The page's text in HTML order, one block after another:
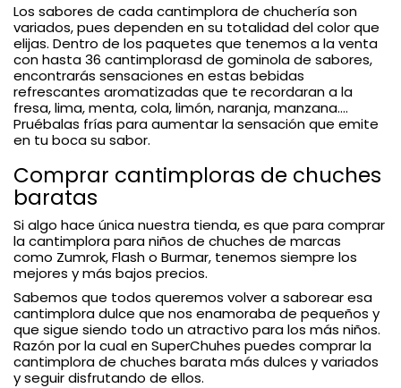
Los sabores de cada cantimplora de chuchería son
variados, pues dependen en su totalidad del color que
elijas. Dentro de los paquetes que tenemos a la venta
con hasta 36 cantimplorasd de gominola de sabores,
encontrarás sensaciones en estas bebidas
refrescantes aromatizadas que te recordaran a la
fresa, lima, menta, cola, limón, naranja, manzana....
Pruébalas frías para aumentar la sensación que emite
en tu boca su sabor.
Comprar cantimploras de chuches
baratas
Si algo hace única nuestra tienda, es que para comprar
la cantimplora para niños de chuches de marcas
como Zumrok, Flash o Burmar, tenemos siempre los
mejores y más bajos precios.
Sabemos que todos queremos volver a saborear esa
cantimplora dulce que nos enamoraba de pequeños y
que sigue siendo todo un atractivo para los más niños.
Razón por la cual en SuperChuhes puedes comprar la
cantimplora de chuches barata más dulces y variados
y seguir disfrutando de ellos.